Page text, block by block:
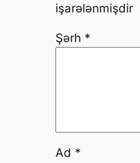
işarələnmişdir
Şərh *
Ad *